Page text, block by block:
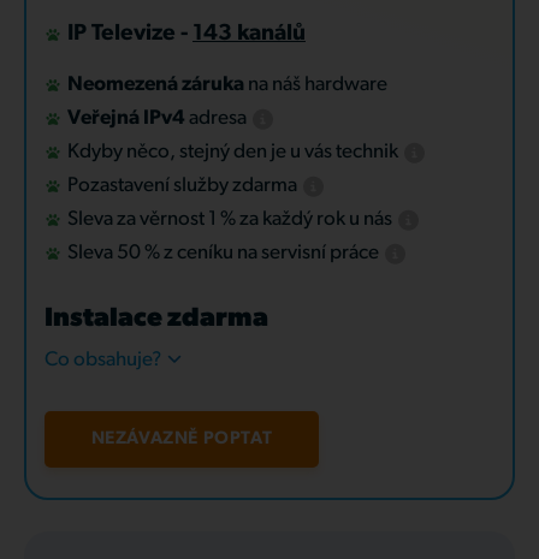
IP Televize - 143 kanálů
Neomezená záruka na náš hardware
Veřejná IPv4 adresa
Kdyby něco, stejný den je u vás technik
Pozastavení služby zdarma
Sleva za věrnost 1 % za každý rok u nás
Sleva 50 % z ceníku na servisní práce
Instalace zdarma
Co obsahuje?
NEZÁVAZNĚ POPTAT